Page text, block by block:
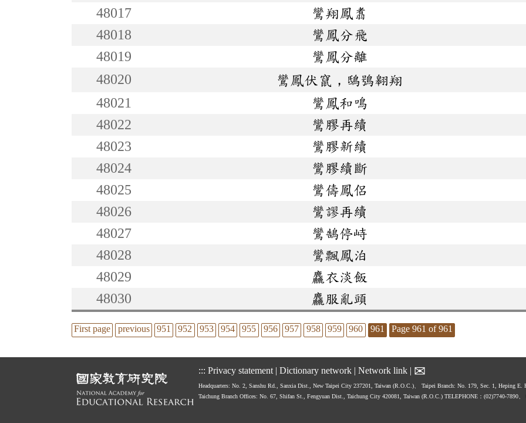
48017
鸞翔鳳翥
48018
鸞鳳分飛
48019
鸞鳳分離
48020
鸞鳳伏竄，鴟鴞翱翔
48021
鸞鳳和鳴
48022
鸞膠再續
48023
鸞膠新續
48024
鸞膠續斷
48025
鸞儔鳳侶
48026
鸞謬再續
48027
鸞鵠停峙
48028
鸞飄鳳泊
48029
麤衣淡飯
48030
麤服亂頭
First page previous 951 952 953 954 955 956 957 958 959 960 961 Page 961 of 961
::: Privacy statement | Dictionary network | Network link | ✉
Headquarters: No. 2, Sanshu Rd., Sanxia Dist., New Taipei City 237201, Taiwan (R.O.C.)、
Taipei Branch: No. 179, Sec. 1, Heping E.
Taichung Branch Offices: No. 67, Shifan St., Fengyuan Dist., Taichung City 420081, Taiwan (R.O.C.) TELEPHONE：(02)7740-7890、